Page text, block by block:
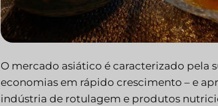
O mercado asiático é caracterizado pela
economias em rápido crescimento – e
indústria de rotulagem e produtos